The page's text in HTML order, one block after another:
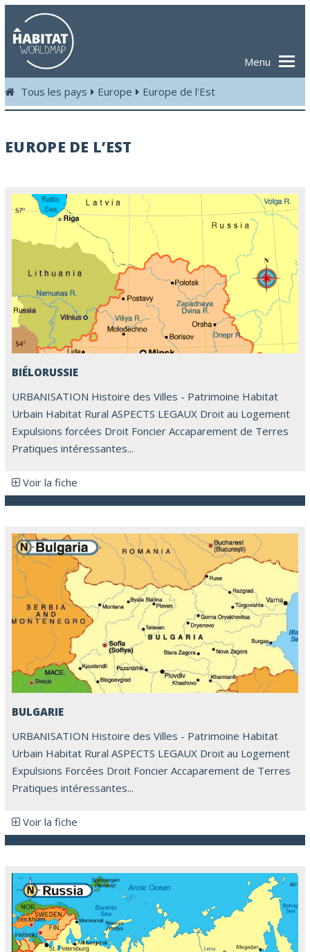
Menu
Tous les pays Europe Europe de l'Est
EUROPE DE L’EST
BIÉLORUSSIE
URBANISATION Histoire des Villes - Patrimoine Habitat
Urbain Habitat Rural ASPECTS LEGAUX Droit au Logement
Expulsions forcées Droit Foncier Accaparement de Terres
Pratiques intéressantes...
Voir la fiche
BULGARIE
URBANISATION Histoire des Villes - Patrimoine Habitat
Urbain Habitat Rural ASPECTS LEGAUX Droit au Logement
Expulsions Forcées Droit Foncier Accaparement de Terres
Pratiques intéressantes...
Voir la fiche